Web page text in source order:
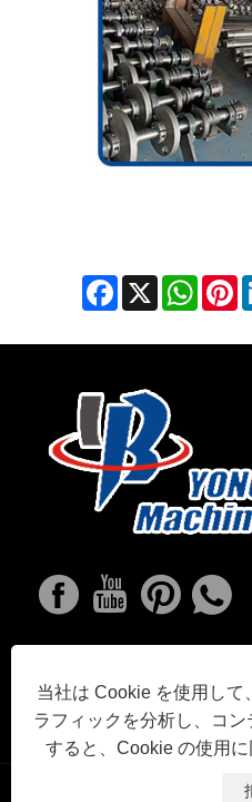
Facebook
X
当社は Cookie を使用して
ラフィックを分析し、コ
すると、Cookie の使用